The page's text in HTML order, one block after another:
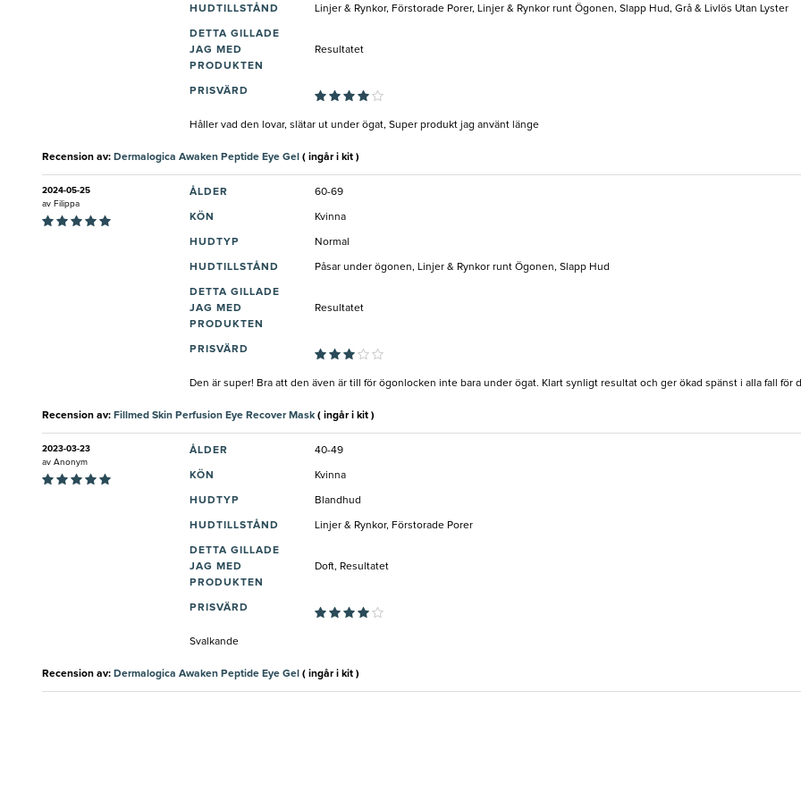
HUDTILLSTÅND Linjer & Rynkor, Förstorade Porer, Linjer & Rynkor runt Ögonen, Slapp Hud, Grå & Livlös Utan Lyster
DETTA GILLADE
JAG MED
PRODUKTEN
Resultatet
PRISVÄRD
Håller vad den lovar, slätar ut under ögat, Super produkt jag använt länge
Recension av: Dermalogica Awaken Peptide Eye Gel ( ingår i kit )
2024-05-25
av Filippa
ÅLDER 60-69
KÖN Kvinna
HUDTYP Normal
HUDTILLSTÅND Påsar under ögonen, Linjer & Rynkor runt Ögonen, Slapp Hud
DETTA GILLADE
JAG MED
PRODUKTEN
Resultatet
PRISVÄRD
Den är super! Bra att den även är till för ögonlocken inte bara under ögat. Klart synligt resultat och ger ökad spänst i alla fall för
Recension av: Fillmed Skin Perfusion Eye Recover Mask( ingår i kit )
2023-03-23
av Anonym
ÅLDER 40-49
KÖN Kvinna
HUDTYP Blandhud
HUDTILLSTÅND Linjer & Rynkor, Förstorade Porer
DETTA GILLADE
JAG MED
PRODUKTEN
Doft, Resultatet
PRISVÄRD
Svalkande
Recension av: Dermalogica Awaken Peptide Eye Gel ( ingår i kit )